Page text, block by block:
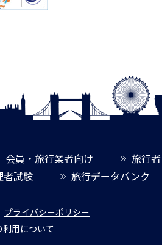
会員・旅行業者向け
旅行
者試験
旅行データバンク
プライバシーポリシー
用について